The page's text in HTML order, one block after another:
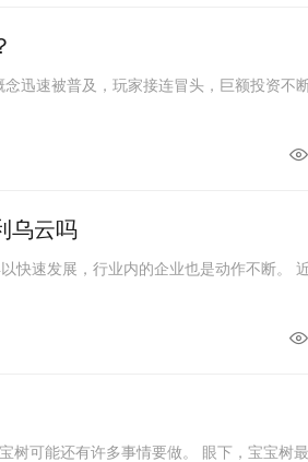
迅速被普及，玩家接连冒头，巨额投资不
乌云吗
快速发展，行业内的企业也是动作不断。
可能还有许多事情要做。 眼下，宝宝树最